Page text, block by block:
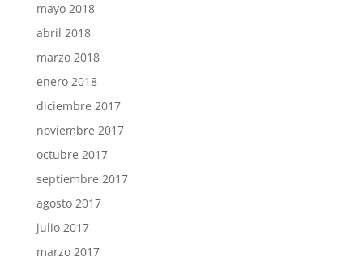
mayo 2018
abril 2018
marzo 2018
enero 2018
diciembre 2017
noviembre 2017
octubre 2017
septiembre 2017
agosto 2017
julio 2017
marzo 2017